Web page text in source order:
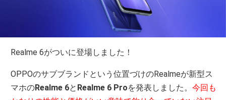
Realme 6がついに登場しました！
OPPOのサブブランドという位置づけのRealmeが新型ス
マホのRealme 6と Realme 6 Proを発表しました。今回も